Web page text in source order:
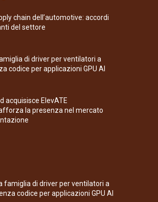
chain dell’automotive: accordi
del settore
di driver per ventilatori a
codice per applicazioni GPU AI
acquisisce ElevATE
la presenza nel mercato
famiglia di driver per ventilatori a
codice per applicazioni GPU AI